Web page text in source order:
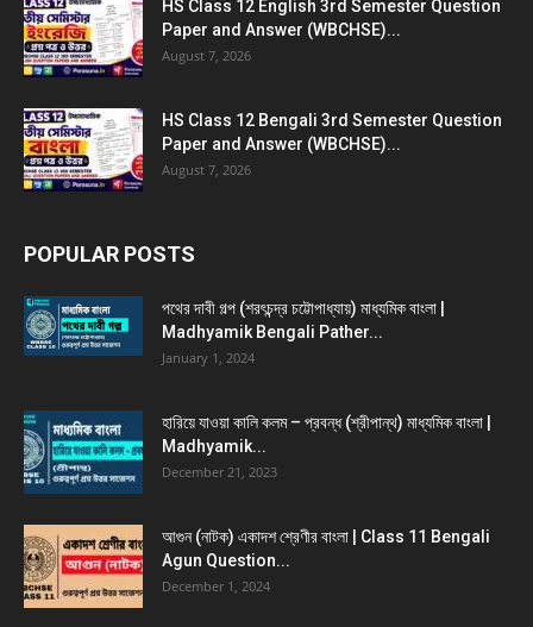
HS Class 12 English 3rd Semester Question
Paper and Answer (WBCHSE)...
August 7, 2026
HS Class 12 Bengali 3rd Semester Question
Paper and Answer (WBCHSE)...
August 7, 2026
POPULAR POSTS
পথের দাবী গল্প (শরৎচন্দ্র চট্টোপাধ্যায়) মাধ্যমিক বাংলা |
Madhyamik Bengali Pather...
January 1, 2024
হারিয়ে যাওয়া কালি কলম – প্রবন্ধ (শ্রীপান্থ) মাধ্যমিক বাংলা |
Madhyamik...
December 21, 2023
আগুন (নাটক) একাদশ শ্রেণীর বাংলা | Class 11 Bengali
Agun Question...
December 1, 2024